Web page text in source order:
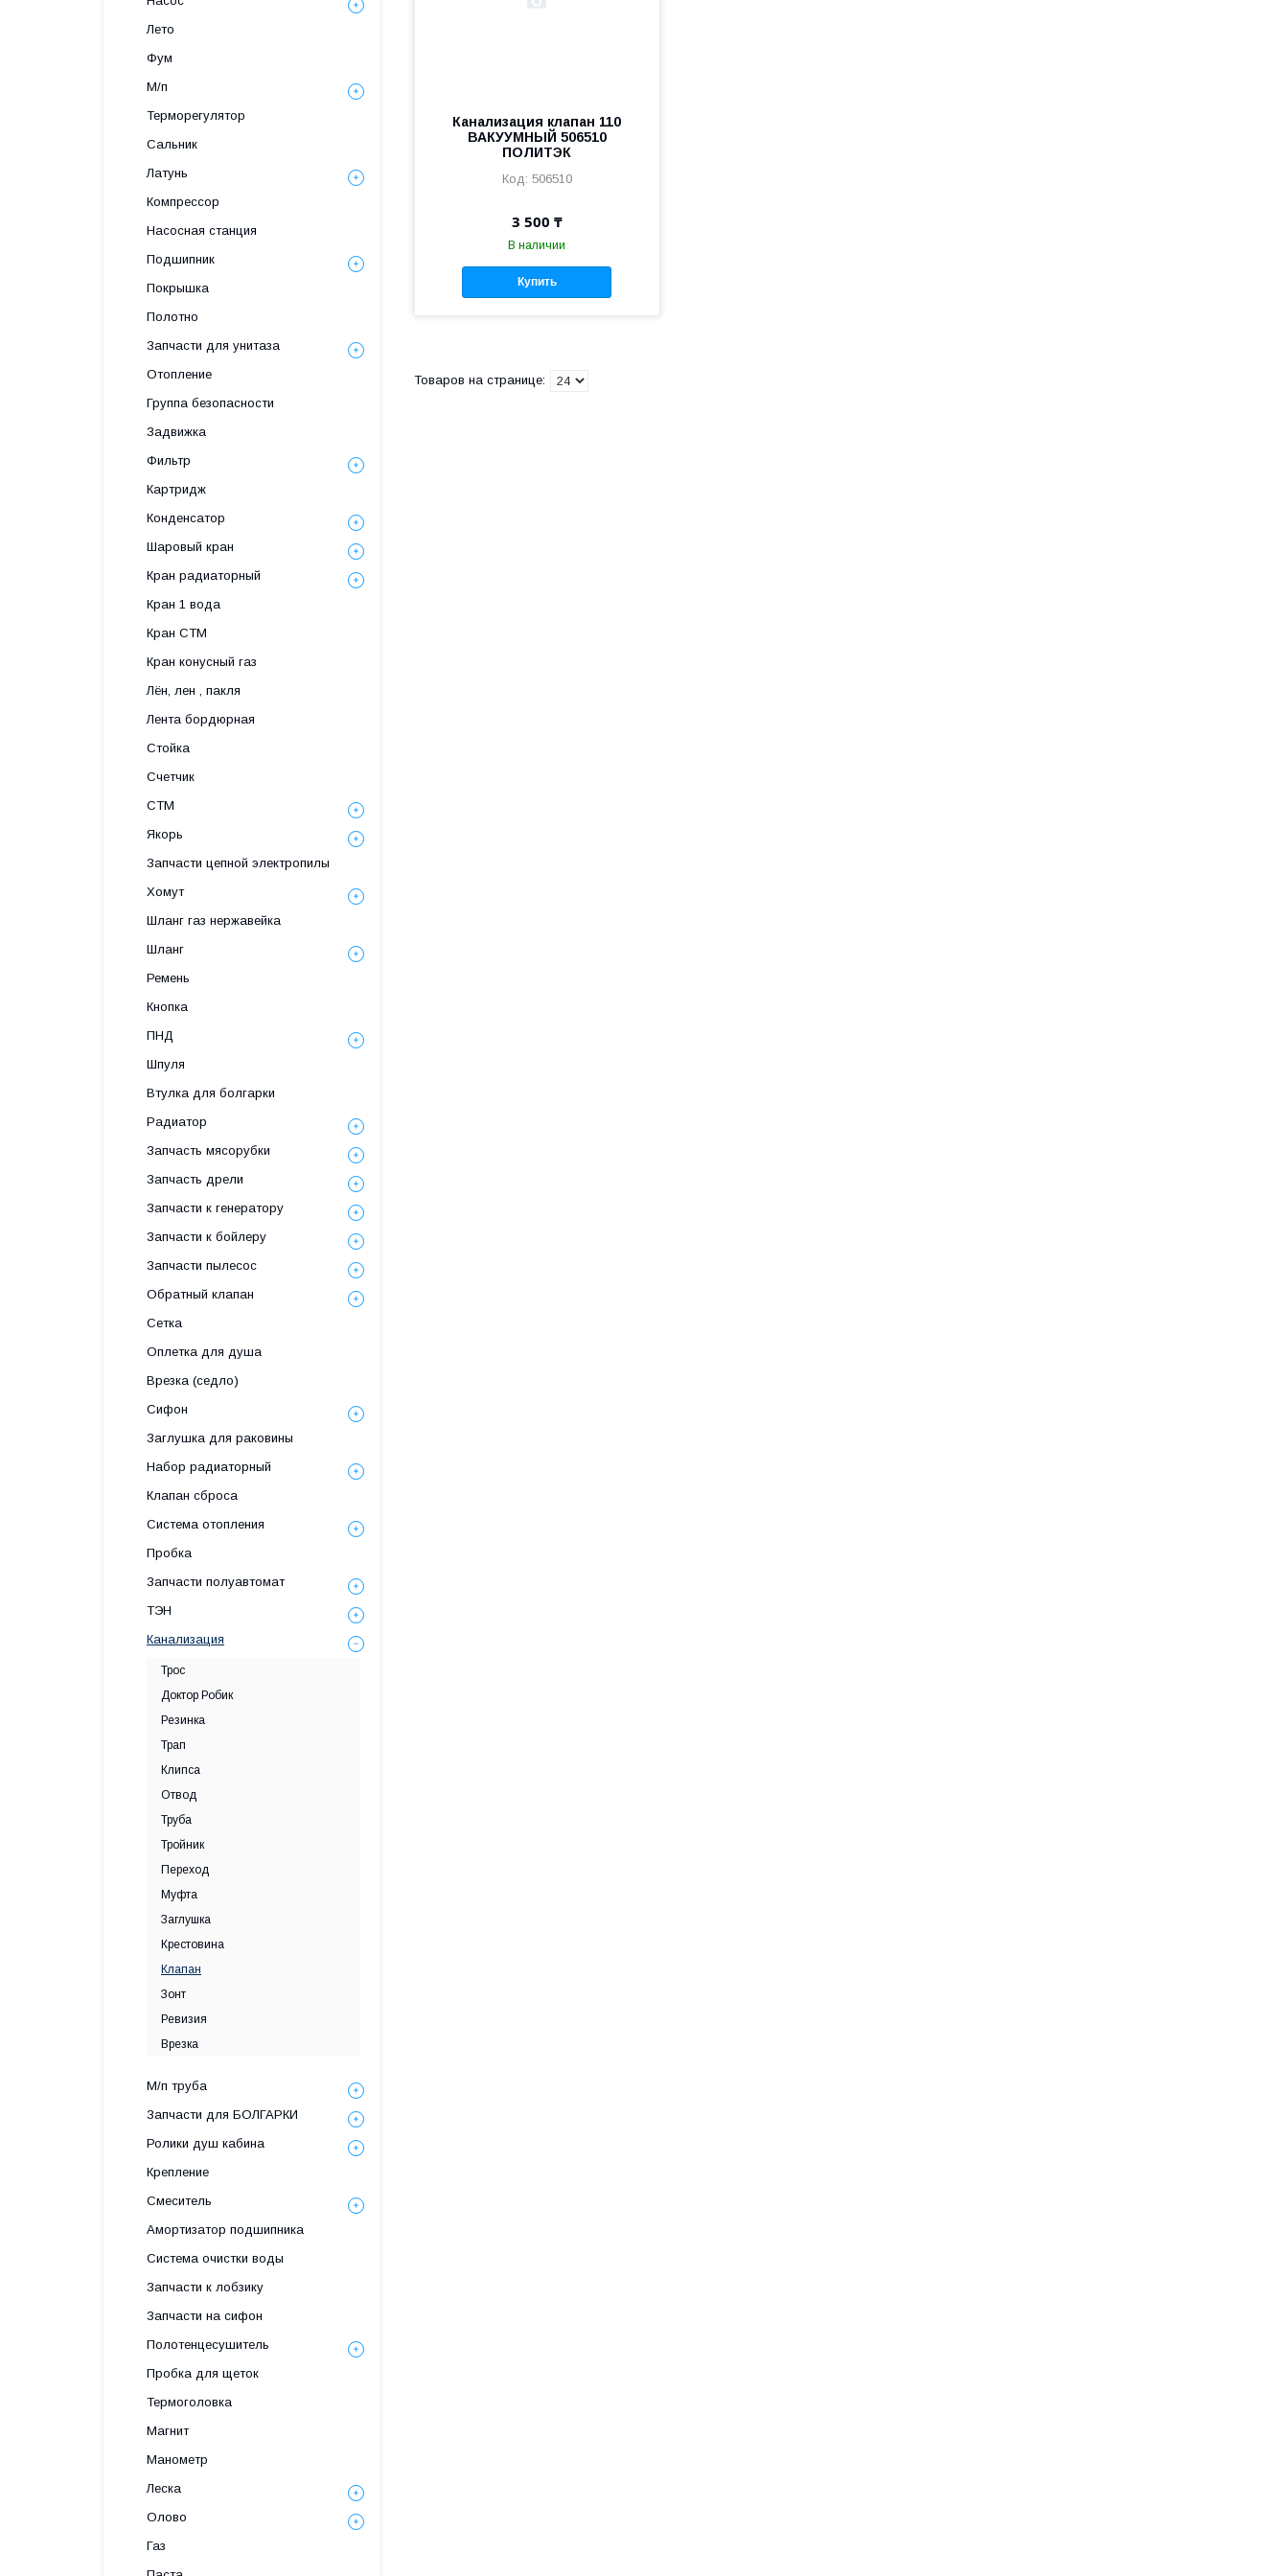
Канализация клапан 110
ВАКУУМНЫЙ 506510
ПОЛИТЭК
506510
3 500 ₸
В наличии
Купить
Лето
Фум
М/п
Терморегулятор
Сальник
Латунь
Компрессор
Насосная станция
Подшипник
Покрышка
Полотно
Запчасти для унитаза
Отопление
Группа безопасности
Задвижка
Фильтр
Картридж
Конденсатор
Шаровый кран
Кран радиаторный
Кран 1 вода
Кран СТМ
Кран конусный газ
Лён, лен , пакля
Лента бордюрная
Стойка
Счетчик
СТМ
Якорь
Запчасти цепной электропилы
Хомут
Шланг газ нержавейка
Шланг
Ремень
Кнопка
ПНД
Шпуля
Втулка для болгарки
Радиатор
Запчасть мясорубки
Запчасть дрели
Запчасти к генератору
Запчасти к бойлеру
Запчасти пылесос
Обратный клапан
Сетка
Оплетка для душа
Врезка (седло)
Сифон
Заглушка для раковины
Набор радиаторный
Клапан сброса
Система отопления
Пробка
Запчасти полуавтомат
ТЭН
Канализация
Трос
Доктор Робик
Резинка
Трап
Клипса
Отвод
Труба
Тройник
Переход
Муфта
Заглушка
Крестовина
Клапан
Зонт
Ревизия
Врезка
М/п труба
Запчасти для БОЛГАРКИ
Ролики душ кабина
Крепление
Смеситель
Амортизатор подшипника
Система очистки воды
Запчасти к лобзику
Запчасти на сифон
Полотенцесушитель
Пробка для щеток
Термоголовка
Магнит
Манометр
Леска
Олово
Газ